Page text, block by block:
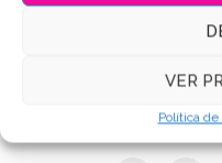
VER
Política
SKU:10706
#Comunión,
#RecuerdoEspecial,